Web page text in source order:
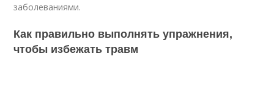
заболеваниями.
Как правильно выполнять упражнения,
чтобы избежать травм